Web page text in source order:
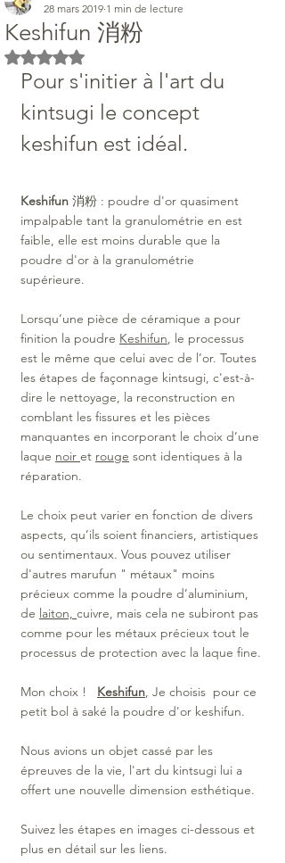
Keshifun 消粉
28 mars 2019 1 min de lecture
Noté NaN étoiles sur 5.
Pour s'initier à l'art du
kintsugi le concept
keshifun est idéal.
Keshifun 消粉 : poudre d'or quasiment
impalpable tant la granulométrie en est
faible, elle est moins durable que la
poudre d'or à la granulométrie
supérieure.
Lorsqu’une pièce de céramique a pour
finition la poudre Keshifun , le processus
est le même que celui avec de l’or. Toutes
les étapes de façonnage kintsugi, c'est-à-
dire le nettoyage , la reconstruction en
comblant les fissures et les pièces
manquantes en incorporant le choix d’une
laque noir et rouge sont identiques à la
réparation.
Le choix peut varier en fonction de divers
aspects, qu’ils soient financiers, artistiques
ou sentimentaux. Vous pouvez utiliser
d'autres marufun " métaux" moins
précieux comme la poudre d’aluminium,
de laiton, cuivre, mais cela ne subiront pas
comme pour les métaux précieux tout le
processus de protection avec la laque fine.
Mon choix ! Keshifun , Je choisis  pour ce
petit bol à saké la poudre d'or keshifun.
Nous avions un objet cassé par les
épreuves de la vie, l'art du kintsugi lui a
offert une nouvelle dimension esthétique.
Suivez les étapes en images ci-dessous et
plus en détail sur les liens.